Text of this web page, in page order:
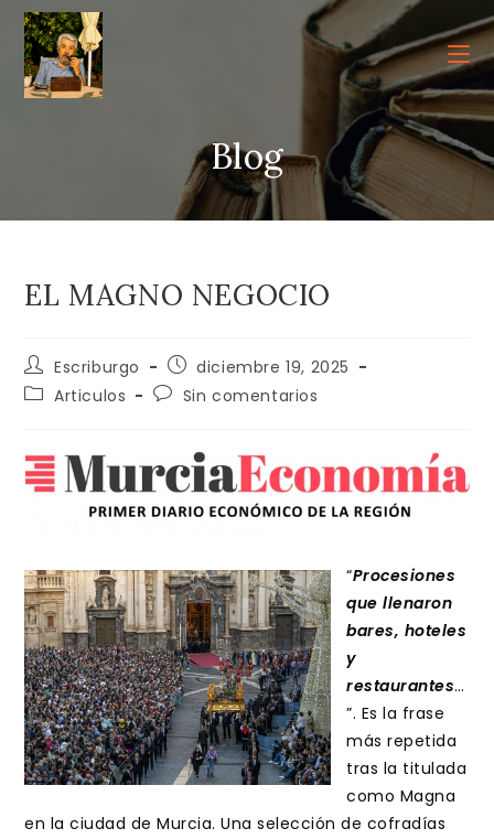
contenido
Blog
EL MAGNO NEGOCIO
Autor
de
la
Escriburgo
Publicación
de
la
diciembre 19, 2025
Categoría
entrada:
Articulos
Comentarios
entrada:
Sin comentarios
“Procesiones
que llenaron
bares, hoteles
y
restaurantes…
”. Es la frase
más repetida
tras la titulada
como Magna
en la ciudad de Murcia. Una selección de cofradías